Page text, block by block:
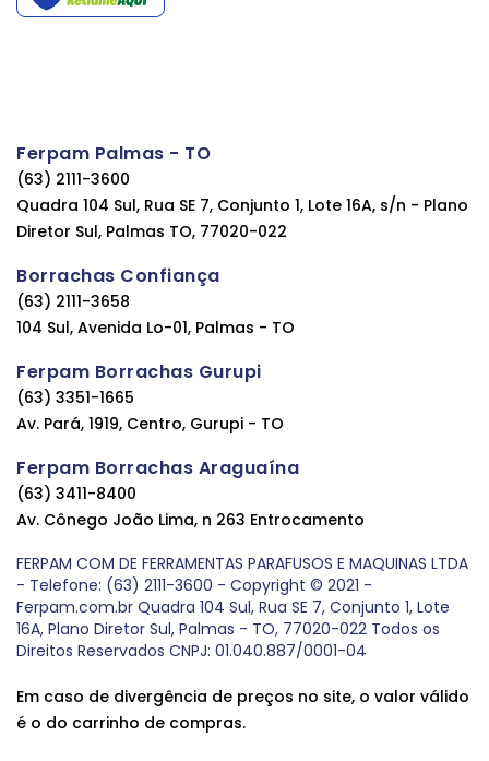
Ferpam Palmas - TO
(63) 2111-3600
Quadra 104 Sul, Rua SE 7, Conjunto 1, Lote 16A, s/n - Plano
Diretor Sul, Palmas TO, 77020-022
Borrachas Confiança
(63) 2111-3658
104 Sul, Avenida Lo-01, Palmas - TO
Ferpam Borrachas Gurupi
(63) 3351-1665
Av. Pará, 1919, Centro, Gurupi - TO
Ferpam Borrachas Araguaína
(63) 3411-8400
Av. Cônego João Lima, n 263 Entrocamento
FERPAM COM DE FERRAMENTAS PARAFUSOS E MAQUINAS LTDA
- Telefone: (63) 2111-3600 - Copyright © 2021 -
Ferpam.com.br Quadra 104 Sul, Rua SE 7, Conjunto 1, Lote
16A, Plano Diretor Sul, Palmas - TO, 77020-022 Todos os
Direitos Reservados CNPJ: 01.040.887/0001-04
Em caso de divergência de preços no site, o valor válido
é o do carrinho de compras.